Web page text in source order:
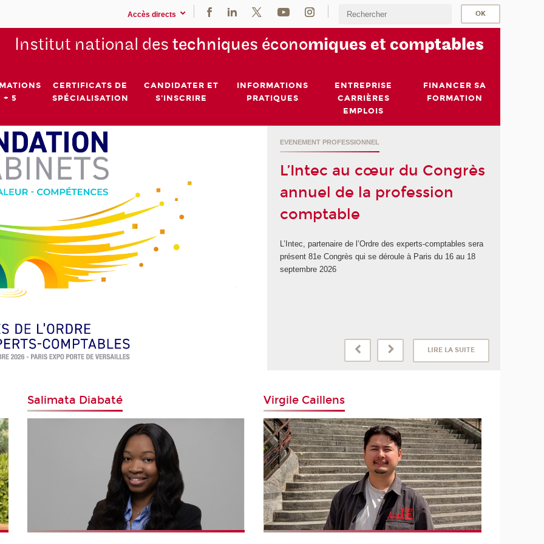
Accès directs
Institut national des techniques économiques et comptables
+ 5
CERTIFICATS DE
SPÉCIALISATION
CANDIDATER ET
S'INSCRIRE
INFORMATIONS
PRATIQUES
ENTREPRISE
CARRIÈRES
EMPLOIS
FINANCER SA
FORMATION
EVENEMENT PROFESSIONNEL
L’Intec au cœur du Congrès
annuel de la profession
comptable
L’Intec, partenaire de l’Ordre des experts-comptables sera
présent 81e Congrès qui se déroule à Paris du 16 au 18
septembre 2026
LIRE LA SUITE
Salimata Diabaté Virgile Caillens